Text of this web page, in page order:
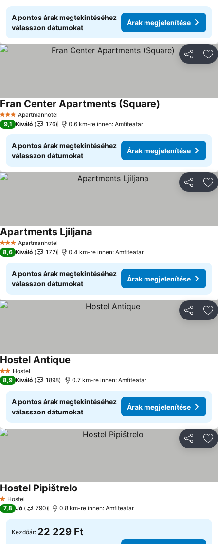
A pontos árak megtekintéséhez
válasszon dátumokat
Árak megjelenítése
3 KategóriaApartmanhotel
Fran Center Apartments (Square)
9,1 Kiváló 176 0.6 km-re innen: Amfiteatar
A pontos árak megtekintéséhez
válasszon dátumokat
Árak megjelenítése
3 KategóriaApartmanhotel
Apartments Ljiljana
8,6 Kiváló 172 0.4 km-re innen: Amfiteatar
A pontos árak megtekintéséhez
válasszon dátumokat
Árak megjelenítése
2 Kategória
Hostel
Hostel Antique
8,9 Kiváló 1898 0.7 km-re innen: Amfiteatar
A pontos árak megtekintéséhez
válasszon dátumokat
Árak megjelenítése
1 Kategória
Hostel
Hostel Pipištrelo
7,8 Jó 790 0.8 km-re innen: Amfiteatar
Kezdőár: 22 229 Ft